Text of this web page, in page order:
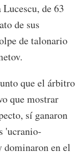
de 63
de sus
de talonario
que el árbitro
que mostrar
sí ganaron
'ucranio-
en el